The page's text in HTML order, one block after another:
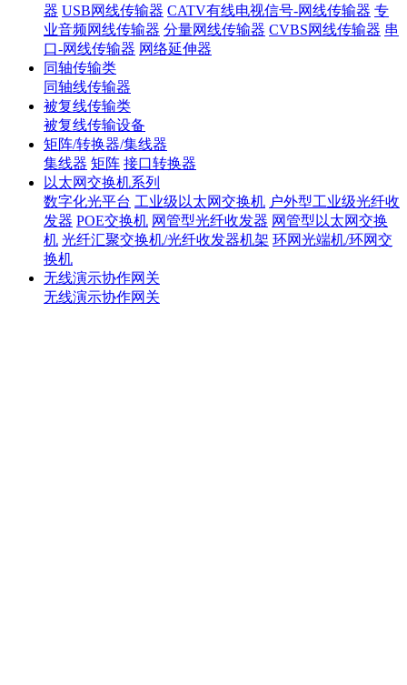
器 USB网线传输器 CATV有线电视信号-网线传输器 专
业音频网线传输器 分量网线传输器 CVBS网线传输器 串
口-网线传输器 网络延伸器
同轴传输类
同轴线传输器
被复线传输类
被复线传输设备
矩阵/转换器/集线器
集线器 矩阵 接口转换器
以太网交换机系列
数字化光平台 工业级以太网交换机 户外型工业级光纤收
发器 POE交换机 网管型光纤收发器 网管型以太网交换
机 光纤汇聚交换机/光纤收发器机架 环网光端机/环网交
换机
无线演示协作网关
无线演示协作网关